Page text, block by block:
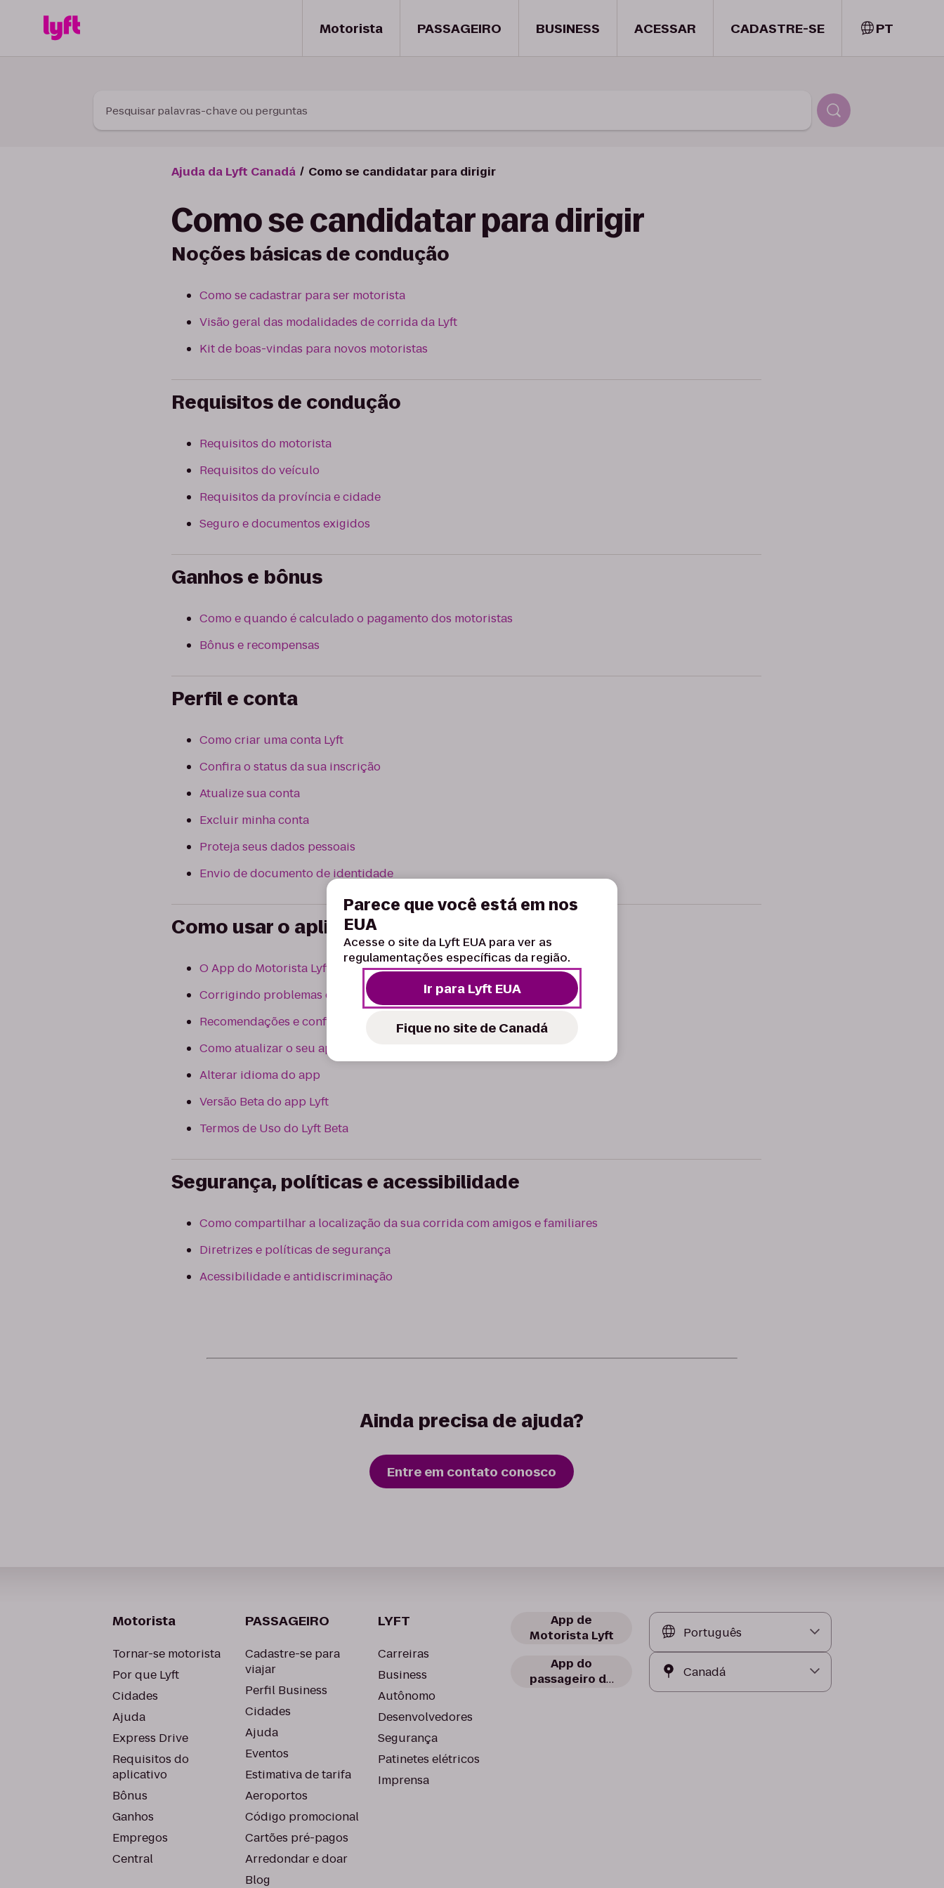
Motorista PASSAGEIRO BUSINESS ACESSAR CADASTRE-SE PT
Pesquisar palavras-chave ou perguntas
Ajuda da Lyft Canadá Como se candidatar para dirigir
Como se candidatar para dirigir
Noções básicas de condução
Como se cadastrar para ser motorista
Visão geral das modalidades de corrida da Lyft
Kit de boas-vindas para novos motoristas
Requisitos de condução
Requisitos do motorista
Requisitos do veículo
Requisitos da província e cidade
Seguro e documentos exigidos
Ganhos e bônus
Como e quando é calculado o pagamento dos motoristas
Bônus e recompensas
Perfil e conta
Como criar uma conta Lyft
Confira o status da sua inscrição
Atualize sua conta
Excluir minha conta
Proteja seus dados pessoais
Envio de documento de identidade
Como usar o aplicativo
O App do Motorista Lyft
Corrigindo problemas do aplicativo
Recomendações e configurações para software no telefone
Como atualizar o seu app
Alterar idioma do app
Versão Beta do app Lyft
Termos de Uso do Lyft Beta
Segurança, políticas e acessibilidade
Como compartilhar a localização da sua corrida com amigos e familiares
Diretrizes e políticas de segurança
Acessibilidade e antidiscriminação
Ainda precisa de ajuda?
Entre em contato conosco
Motorista
Tornar-se motorista
Por que Lyft
Cidades
Ajuda
Express Drive
Requisitos do
aplicativo
Bônus
Ganhos
Empregos
Central
PASSAGEIRO
Cadastre-se para
viajar
Perfil Business
Cidades
Ajuda
Eventos
Estimativa de tarifa
Aeroportos
Código promocional
Cartões pré-pagos
Arredondar e doar
Blog
LYFT
Carreiras
Business
Autônomo
Desenvolvedores
Segurança
Patinetes elétricos
Imprensa
App de
Motorista Lyft
App do
passageiro da
Parece que você está em nos
EUA
Acesse o site da Lyft EUA para ver as
regulamentações específicas da região.
Ir para Lyft EUA
Fique no site de Canadá